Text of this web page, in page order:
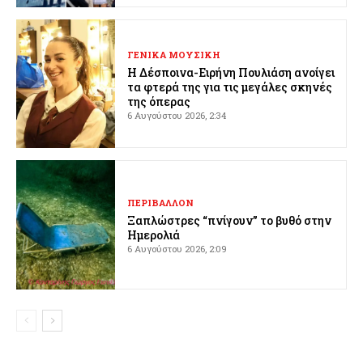
ΓΕΝΙΚΑ ΜΟΥΣΙΚΗ
Η Δέσποινα-Ειρήνη Πουλιάση ανοίγει
τα φτερά της για τις μεγάλες σκηνές
της όπερας
6 Αυγούστου 2026, 2:34
ΠΕΡΙΒΑΛΛΟΝ
Ξαπλώστρες “πνίγουν” το βυθό στην
Ημερολιά
6 Αυγούστου 2026, 2:09